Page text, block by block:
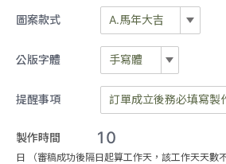
雙人排版
10CM/ 2枚
15CM/ 2枚
客製化特殊規格
圖案款式 A.馬年大吉
A.馬年大吉
B.馬上發財
公版字體 手寫體
手寫體
姓名)
提醒事項 訂單成立後務必填寫製
製作時間 10
日 （審稿成功後隔日起算工作天，該工作天天數